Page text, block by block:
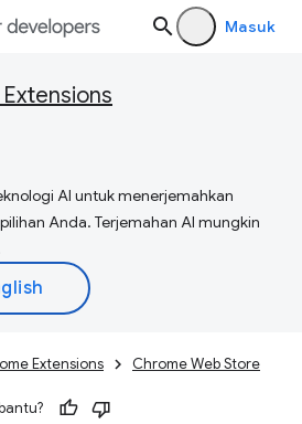
Masuk
AI untuk menerjemahkan
Anda. Terjemahan AI mungkin
Extensions Chrome Web Store